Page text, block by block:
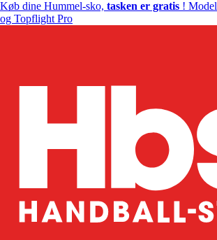
Køb dine Hummel-sko, tasken er gratis !
og Topflight Pro